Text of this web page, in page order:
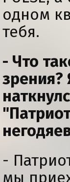
одном
тебя.
- Что
-
мы